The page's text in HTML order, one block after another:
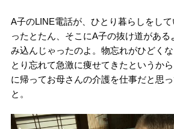
A子のLINE電話が、ひとり暮らしをし
ったとたん、そこにA子の抜け道がある
み込んじゃったのよ。物忘れがひどく
とり忘れて急激に痩せてきたというか
に帰ってお母さんの介護を仕事だと思っ
と。